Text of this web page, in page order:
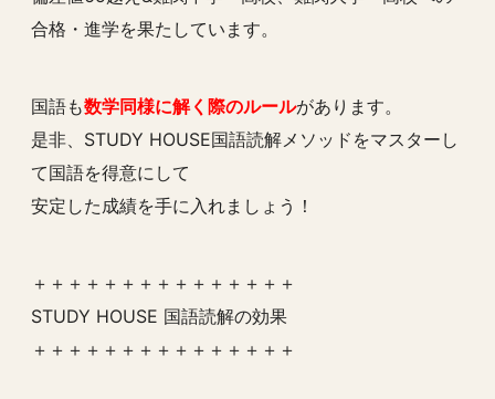
合格・進学を果たしています。
国語も数学同様に解く際のルールがあります。
是非、STUDY HOUSE国語読解メソッドをマスターし
て国語を得意にして
安定した成績を手に入れましょう！
＋＋＋＋＋＋＋＋＋＋＋＋＋＋＋
STUDY HOUSE 国語読解の効果
＋＋＋＋＋＋＋＋＋＋＋＋＋＋＋